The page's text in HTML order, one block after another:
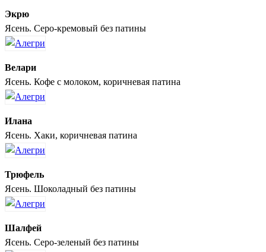
Экрю
Ясень. Серо-кремовый без патины
Велари
Ясень. Кофе с молоком, коричневая патина
Илана
Ясень. Хаки, коричневая патина
Трюфель
Ясень. Шоколадный без патины
Шалфей
Ясень. Серо-зеленый без патины